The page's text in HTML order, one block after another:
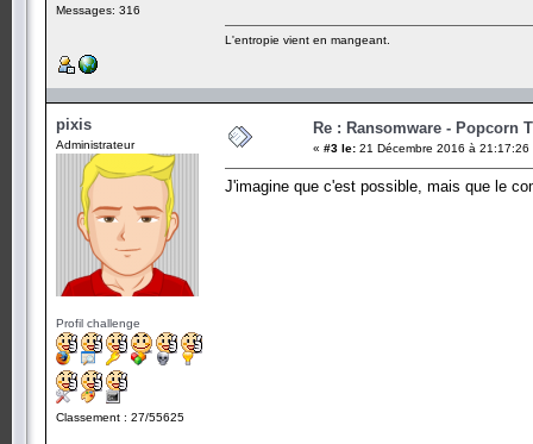
Messages: 316
L'entropie vient en mangeant.
pixis
Administrateur
Profil challenge
Classement : 27/55625
Re : Ransomware - Popcorn
« #3 le: 21 Décembre 2016 à 21:17:26
J'imagine que c'est possible, mais que le